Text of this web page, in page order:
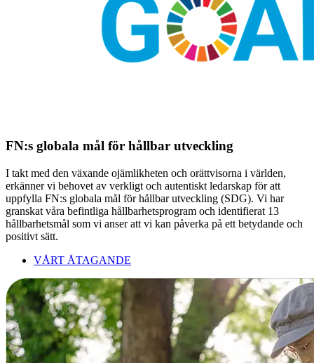
FN:s globala mål för hållbar utveckling
I takt med den växande ojämlikheten och orättvisorna i världen,
erkänner vi behovet av verkligt och autentiskt ledarskap för att
uppfylla FN:s globala mål för hållbar utveckling (SDG). Vi har
granskat våra befintliga hållbarhetsprogram och identifierat 13
hållbarhetsmål som vi anser att vi kan påverka på ett betydande och
positivt sätt.
VÅRT ÅTAGANDE